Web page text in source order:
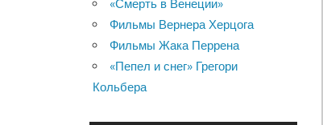
«Смерть в Венеции»
Фильмы Вернера Херцога
Фильмы Жака Перрена
«Пепел и снег» Грегори
Кольбера